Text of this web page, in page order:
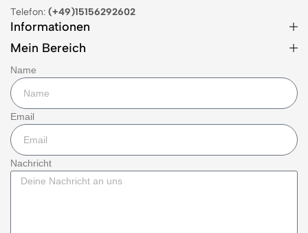
Telefon: (+49)15156292602
Informationen
Mein Bereich
Name
Email
Nachricht